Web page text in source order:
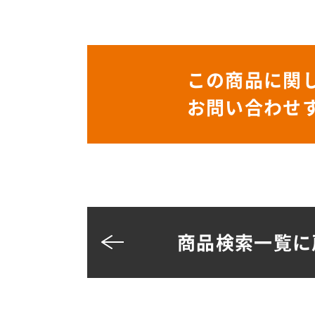
この商品に関
お問い合わせ
商品検索一覧